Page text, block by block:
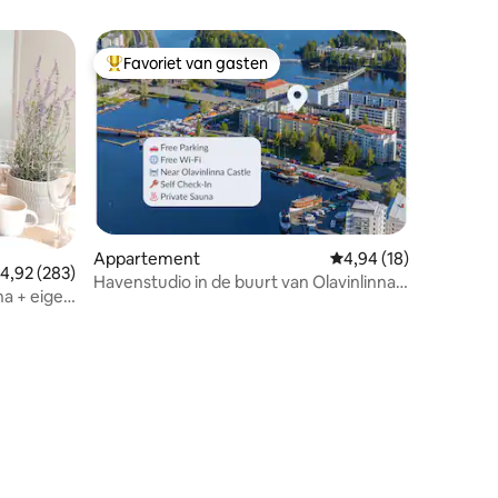
beoordeling van 4,92 uit 5, 283 recensies
4,92 (283)
+ eigen
Topfavoriet van gasten
Favoriet van gasten
Appartement Gemiddelde
4,94 (18)
Havenstudio in de buurt van Olavinlinna